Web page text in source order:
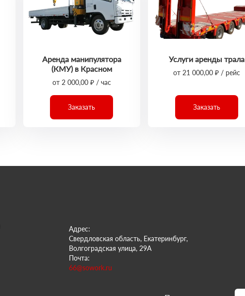
Аренда манипулятора
(КМУ) в Красном
от 2 000,00 ₽ / час
Заказать
Услуги аренды трала
от 21 000,00 ₽ / рейс
Заказать
Адрес:
Свердловская область, Екатеринбург,
Волгоградская улица, 29А
Почта:
66@sowork.ru